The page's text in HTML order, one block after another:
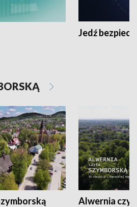
Jedź
Alwernia